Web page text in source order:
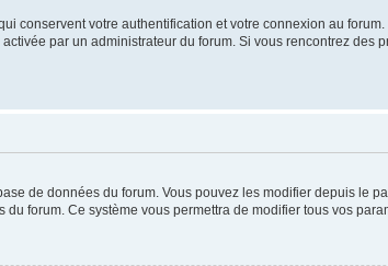
conservent votre authentification et votre connexion au
par un administrateur du forum. Si vous rencontrez des
de données du forum. Vous pouvez les modifier depuis le
forum. Ce système vous permettra de modifier tous vos